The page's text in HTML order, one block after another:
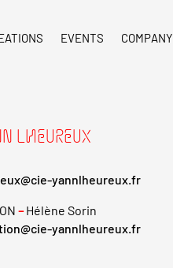
EVENTS COMPANY
LHEUREUX
yannlheureux.fr
–Hélène Sorin
yannlheureux.fr